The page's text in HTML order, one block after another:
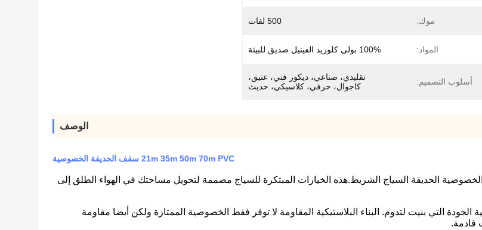
موك: 500 لفات
المواد: 100% بولي كلوريد الفينيل صديق للبيئة
أسلوب التصميم:
تقليدي، صناعي، ديكور فني، عتيق،
كاجوال، حرفي، كلاسيكي، حديث
الوصف
21m 35m 50m 70m PVC سقف الحديقة الخصوصية
اكتشف الحل المثالي لإضافة الخصوصية إلى حديقتك مع حديقتنا PVC الخصوصية الحديقة السياج الشريط.هذه الخيارات المبتكرة للسياج مصممة لتحويل مساحتك في الهواء الطلق إلى
التي بنيت لتدوم. البناء البلاستيكية المقاومة لا توفر فقط الخصوصية الممتازة ولكن أيضا مقاومة
قادمة.